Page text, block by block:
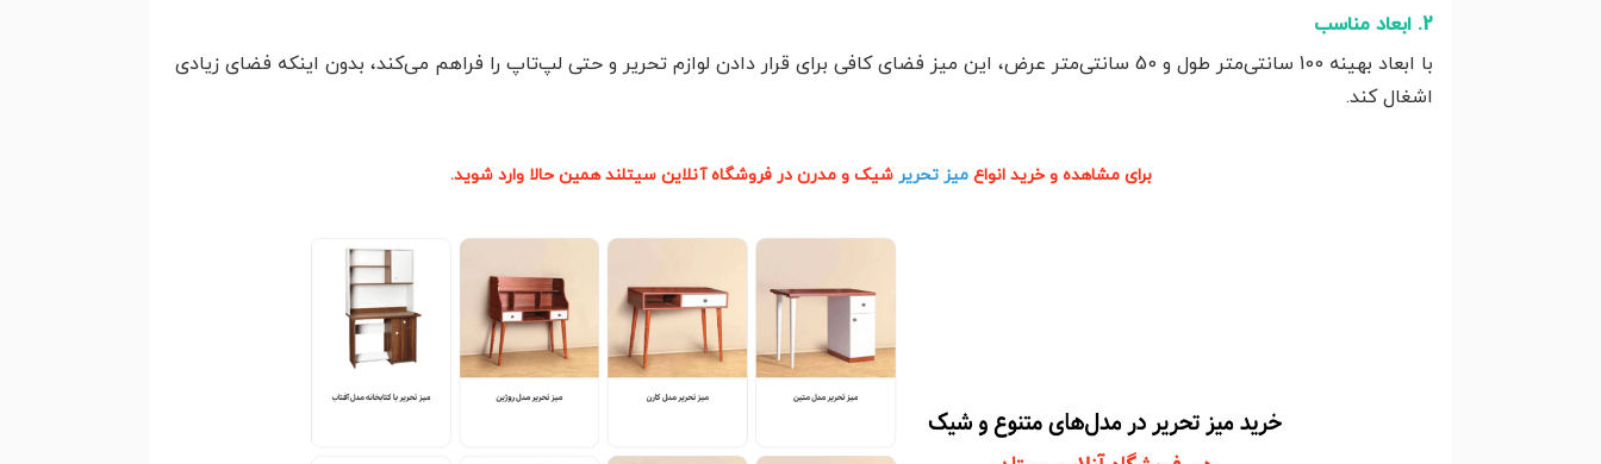
2. ابعاد مناسب
با ابعاد بهینه 100 سانتی‌متر طول و 50 سانتی‌متر عرض، این میز فضای کافی برای قرار دادن لوازم تحریر و حتی لپ‌تاپ را فراهم می‌کند، بدون اینکه فضای زیادی
اشغال کند.
برای مشاهده و خرید انواعمیز تحریر شیک و مدرن در فروشگاه آنلاین سیتلند همین حالا وارد شوید.